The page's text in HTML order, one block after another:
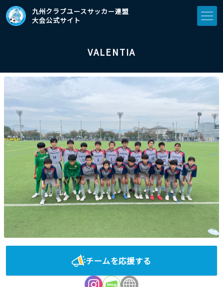
九州クラブユースサッカー連盟
大会公式サイト
VALENTIA
チームを応援する